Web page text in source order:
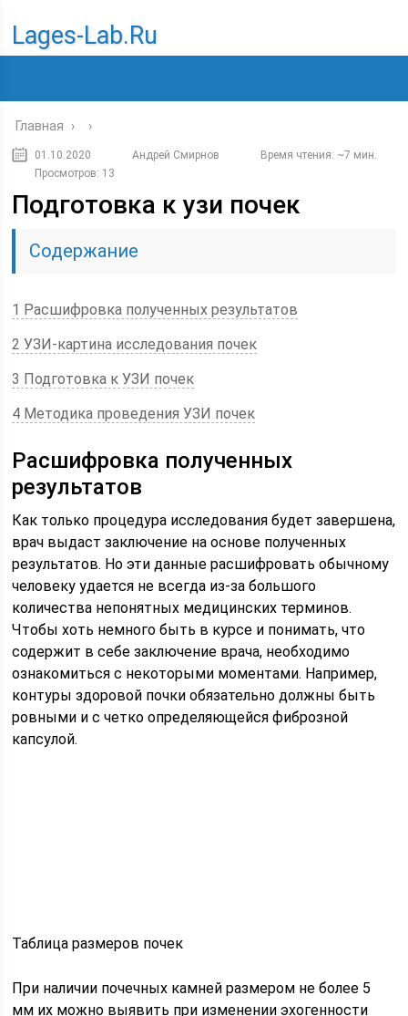
Lages-Lab.ru
Главная › ›
01.10.2020 Андрей Смирнов
Время чтения: ~7 мин.
Просмотров: 13
Подготовка к узи почек
Содержание
1 Расшифровка полученных результатов
2 УЗИ-картина исследования почек
3 Подготовка к УЗИ почек
4 Методика проведения УЗИ почек
Расшифровка полученных
результатов
Как только процедура исследования будет завершена,
врач выдаст заключение на основе полученных
результатов. Но эти данные расшифровать обычному
человеку удается не всегда из-за большого
количества непонятных медицинских терминов.
Чтобы хоть немного быть в курсе и понимать, что
содержит в себе заключение врача, необходимо
ознакомиться с некоторыми моментами. Например,
контуры здоровой почки обязательно должны быть
ровными и с четко определяющейся фиброзной
капсулой.
Таблица размеров почек
При наличии почечных камней размером не более 5
мм их можно выявить при изменении эхогенности